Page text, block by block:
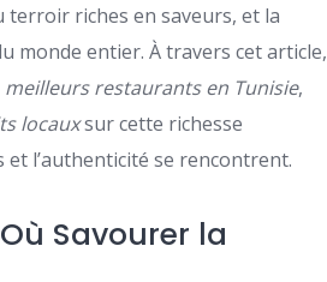
riches en saveurs, et la
monde entier. À travers cet article,
meilleurs restaurants en Tunisie,
locauxsur cette richesse
l’authenticité se rencontrent.
Savourer la